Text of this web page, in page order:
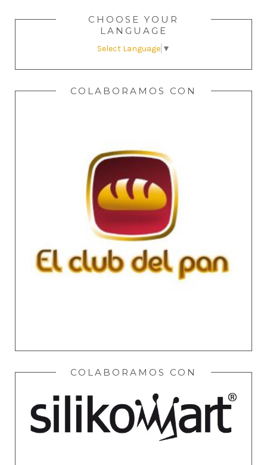
CHOOSE YOUR
LANGUAGE
Select Language ▼
COLABORAMOS CON
COLABORAMOS CON